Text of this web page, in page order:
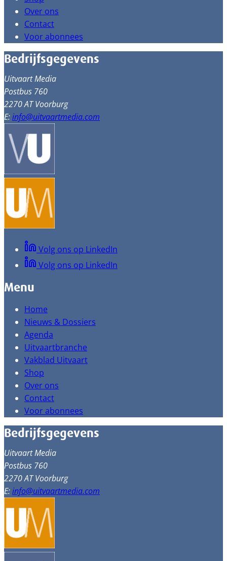
Over ons
Contact
Voor abonnees
Bedrijfsgegevens
Uitvaart Media
Postbus 760
2270 AT Voorburg
E:info@uitvaartmedia.com
Volg ons op LinkedIn
Volg ons op LinkedIn
Menu
Home
Nieuws & Dossiers
Agenda
Uitvaartbranche
Vakblad Uitvaart
Shop
Over ons
Contact
Voor abonnees
Bedrijfsgegevens
Uitvaart Media
Postbus 760
2270 AT Voorburg
E:info@uitvaartmedia.com